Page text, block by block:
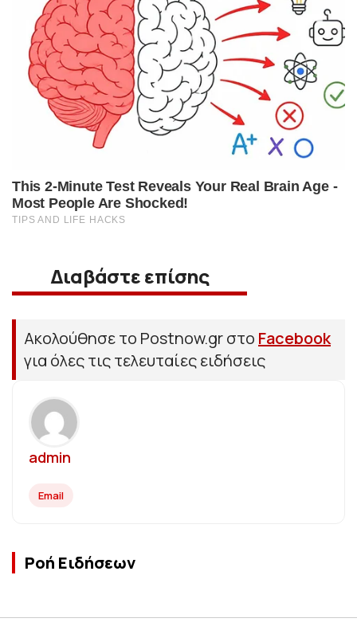
Διαβάστε επίσης
Ακολούθησε το Postnow.gr στο Facebook
για όλες τις τελευταίες ειδήσεις
admin
Email
Ροή Ειδήσεων